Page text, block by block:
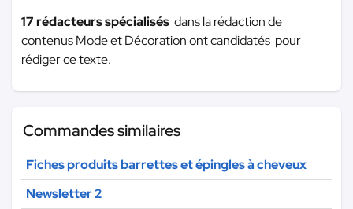
17 rédacteurs spécialisés dans la rédaction de
contenus Mode et Décoration ont candidatés pour
rédiger ce texte.
Commandes similaires
Fiches produits barrettes et épingles à cheveux
Newsletter 2